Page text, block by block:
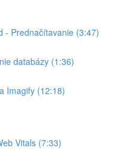
- Prednačítavanie (3:47)
databázy (1:36)
Imagify (12:18)
Vitals (7:33)